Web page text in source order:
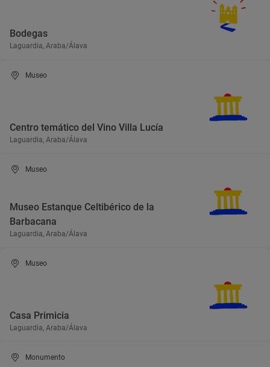
Bodegas
Laguardia, Araba/Álava
Museo
Centro temático del Vino Villa Lucía
Laguardia, Araba/Álava
Museo
Museo Estanque Celtibérico de la
Barbacana
Laguardia, Araba/Álava
Museo
Casa Primicia
Laguardia, Araba/Álava
Monumento